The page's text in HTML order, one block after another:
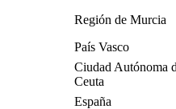
Región de Murcia
País Vasco
Ciudad Autónoma
Ceuta
España